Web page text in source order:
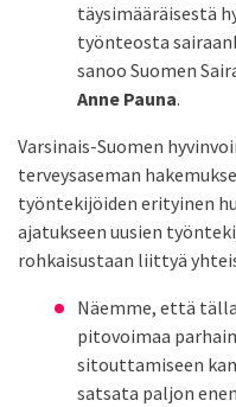
täysimääräisestä
työnteosta
sanoo Suomen
Anne Pauna.
Varsinais-Suomen
terveysaseman
työntekijöiden erityinen
ajatukseen uusien
rohkaisustaan liittyä
Näemme, että
pitovoimaa
sitouttamiseen
satsata paljon